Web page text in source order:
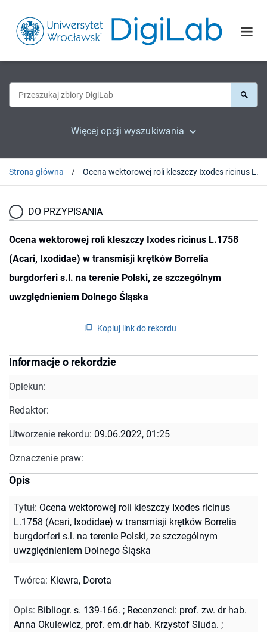
Więcej opcji wyszukiwania
Strona główna
DO PRZYPISANIA
Ocena wektorowej roli kleszczy Ixodes ricinus L.1758
(Acari, Ixodidae) w transmisji krętków Borrelia
burgdorferi s.l. na terenie Polski, ze szczególnym
uwzględnieniem Dolnego Śląska
Kopiuj link do rekordu
Informacje o rekordzie
Opiekun:
Redaktor:
Utworzenie rekordu: 09.06.2022, 01:25
Oznaczenie praw:
Opis
Tytuł: Ocena wektorowej roli kleszczy Ixodes ricinus
L.1758 (Acari, Ixodidae) w transmisji krętków Borrelia
burgdorferi s.l. na terenie Polski, ze szczególnym
uwzględnieniem Dolnego Śląska
Twórca: Kiewra, Dorota
Opis: Bibliogr. s. 139-166. ; Recenzenci: prof. zw. dr hab.
Anna Okulewicz, prof. em.dr hab. Krzystof Siuda. ;